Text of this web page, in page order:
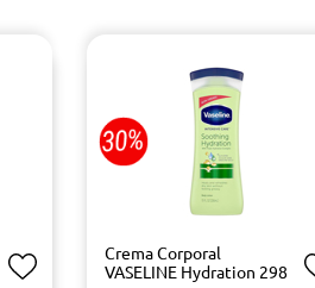
Crema Corporal
VASELINE Hydration 298